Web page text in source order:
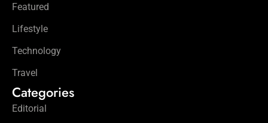
Featured
Lifestyle
Technology
Travel
Categories
Editorial